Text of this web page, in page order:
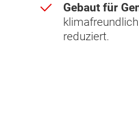
Gebaut für
reduziert.